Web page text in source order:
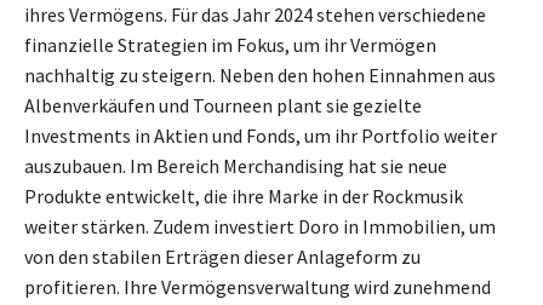
ihres Vermögens. Für das Jahr 2024 stehen verschiedene
finanzielle Strategien im Fokus, um ihr Vermögen
nachhaltig zu steigern. Neben den hohen Einnahmen aus
Albenverkäufen und Tourneen plant sie gezielte
Investments in Aktien und Fonds, um ihr Portfolio weiter
auszubauen. Im Bereich Merchandising hat sie neue
Produkte entwickelt, die ihre Marke in der Rockmusik
weiter stärken. Zudem investiert Doro in Immobilien, um
von den stabilen Erträgen dieser Anlageform zu
profitieren. Ihre Vermögensverwaltung wird zunehmend